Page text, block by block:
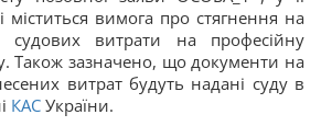
міститься вимога про стягнення на
судових витрати на професійну
Також зазначено, що документи на
витрат будуть надані суду в
КАС України.